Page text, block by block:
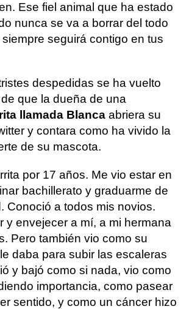
Ese fiel animal que ha estado
nunca se va a borrar del todo
seguirá contigo en tus
despedidas se ha vuelto
que la dueña de una
llamada Blanca abriera su
y contara como ha vivido la
de su mascota.
por 17 años. Me vio estar en
bachillerato y graduarme de
Conoció a todos mis novios.
y envejecer a mí, a mi hermana
Pero también vio como su
daba para subir las escaleras
y bajó como si nada, vio como
importancia, como pasear
sentido, y como un cáncer hizo